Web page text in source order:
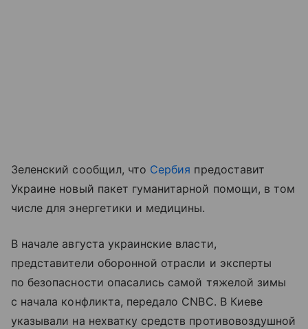
Зеленский сообщил, что Сербия предоставит
Украине новый пакет гуманитарной помощи, в том
числе для энергетики и медицины.
В начале августа украинские власти,
представители оборонной отрасли и эксперты
по безопасности опасались самой тяжелой зимы
с начала конфликта, передало CNBC. В Киеве
указывали на нехватку средств противовоздушной